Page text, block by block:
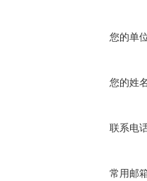
您的单
您的姓
联系电
常用邮